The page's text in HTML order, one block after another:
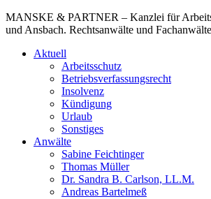
MANSKE & PARTNER – Kanzlei für
und Ansbach. Rechtsanwälte und
Aktuell
Arbeitsschutz
Betriebsverfassungsrecht
Insolvenz
Kündigung
Urlaub
Sonstiges
Anwälte
Sabine Feichtinger
Thomas Müller
Dr. Sandra B. Carlson, LL.M.
Andreas Bartelmeß